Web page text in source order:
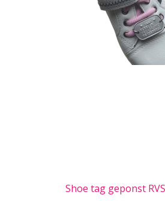
Shoe tag geponst